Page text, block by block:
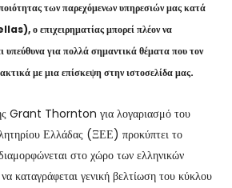
των παρεχόμενων υπηρεσιών μας κατά
ο επιχειρηματίας μπορεί πλέον να
υπεύθυνα για πολλά σημαντικά θέματα που τον
με μια επίσκεψη στην ιστοσελίδα μας.
Grant Thornton για λογαριασμό του
Ελλάδας (ΞΕΕ) προκύπτει το
στο χώρο των ελληνικών
καταγράφεται γενική βελτίωση του κύκλου